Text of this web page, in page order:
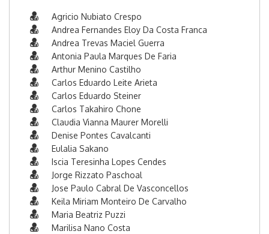
Agricio Nubiato Crespo
Andrea Fernandes Eloy Da Costa Franca
Andrea Trevas Maciel Guerra
Antonia Paula Marques De Faria
Arthur Menino Castilho
Carlos Eduardo Leite Arieta
Carlos Eduardo Steiner
Carlos Takahiro Chone
Claudia Vianna Maurer Morelli
Denise Pontes Cavalcanti
Eulalia Sakano
Iscia Teresinha Lopes Cendes
Jorge Rizzato Paschoal
Jose Paulo Cabral De Vasconcellos
Keila Miriam Monteiro De Carvalho
Maria Beatriz Puzzi
Marilisa Nano Costa